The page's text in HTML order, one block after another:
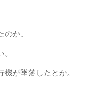
か。
が墜落したとか。